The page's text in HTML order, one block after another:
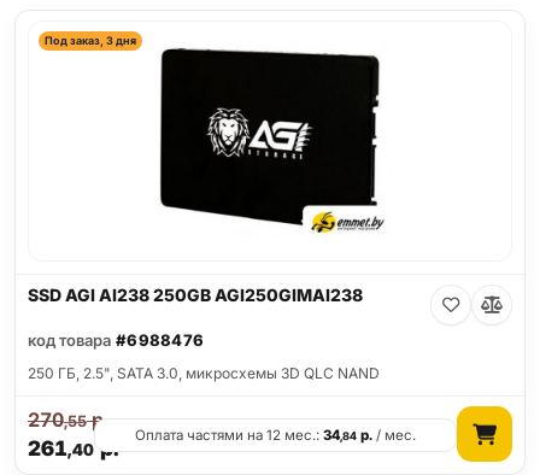
Под заказ, 3 дня
SSD AGI AI238 250GB AGI250GIMAI238
код товара #6988476
250 ГБ, 2.5", SATA 3.0, микросхемы 3D QLC NAND
261,40р.
270,55р.
Оплата частями на 12 мес.:34,84 р. / мес.